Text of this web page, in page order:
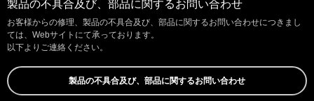
製品の不具合及び、部品に関するお問い合わせ
お客様からの修理、製品の不具合及び、部品に関するお問い合わせにつきまし
ては、Webサイトにて承っております。
以下よりご連絡ください。
製品の不具合及び、部品に関するお問い合わせ